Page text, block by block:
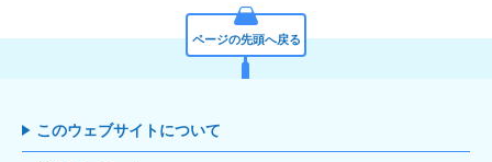
ページの先頭へ戻る
このウェブサイトについて